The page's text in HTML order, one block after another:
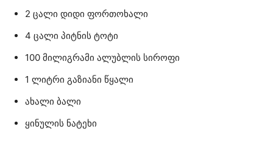
2 ცალი დიდი ფორთოხალი
4 ცალი პიტნის ტოტი
100 მილიგრამი ალუბლის სიროფი
1 ლიტრი გაზიანი წყალი
ახალი ბალი
ყინულის ნატეხი